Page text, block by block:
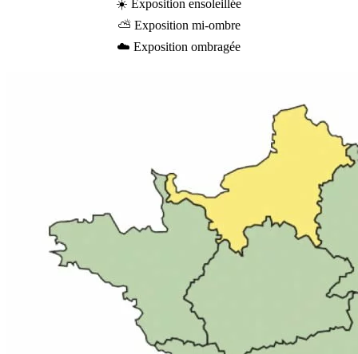
☀️ Exposition ensoleillée
⛅ Exposition mi-ombre
☁️ Exposition ombragée